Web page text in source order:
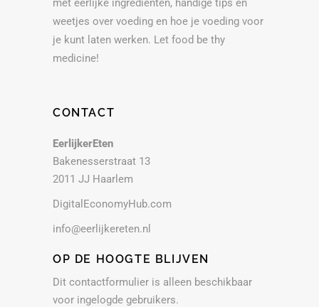
met eerlijke ingrediënten, handige tips en
weetjes over voeding en hoe je voeding voor
je kunt laten werken. Let food be thy
medicine!
CONTACT
EerlijkerEten
Bakenesserstraat 13
2011 JJ Haarlem
DigitalEconomyHub.com
info@eerlijkereten.nl
OP DE HOOGTE BLIJVEN
Dit contactformulier is alleen beschikbaar
voor ingelogde gebruikers.